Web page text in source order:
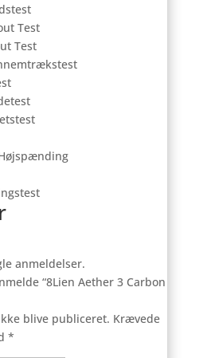
Test
Test
anmeldelser.
“8Lien Aether 3 Carbon
blive publiceret. Krævede
*